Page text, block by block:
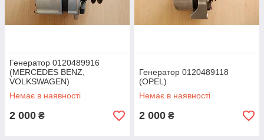
Генератор 0120489916
(MERCEDES BENZ,
VOLKSWAGEN)
Немає в наявності
2 000 ₴
Генератор 0120489118
(OPEL)
Немає в наявності
2 000 ₴